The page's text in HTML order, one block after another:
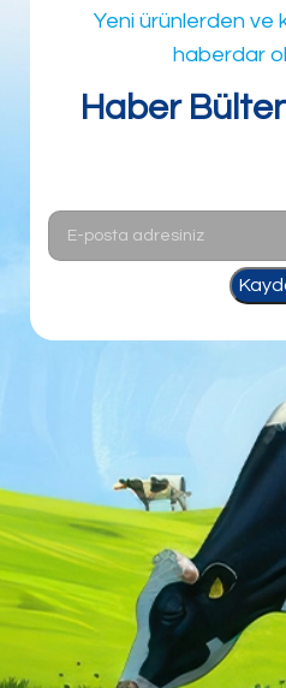
Yeni ürünlerden ve
haberdar
Haber